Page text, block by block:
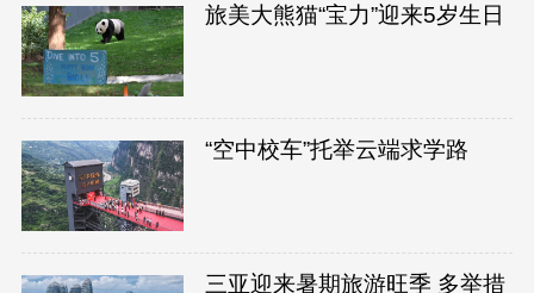
旅美大熊猫“宝力”迎来5岁生日
“空中校车”托举云端求学路
三亚迎来暑期旅游旺季 多举措